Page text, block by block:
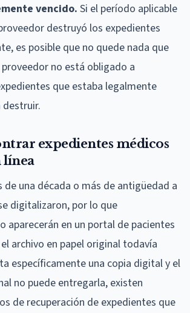
vencido. Si el período aplicable
destruyó los expedientes
es posible que no quede nada que
no está obligado a
que estaba legalmente
expedientes médicos
línea
de una década o más de antigüedad a
digitalizaron, por lo que
aparecerán en un portal de pacientes
archivo en papel original todavía
específicamente una copia digital y el
no puede entregarla, existen
de recuperación de expedientes que